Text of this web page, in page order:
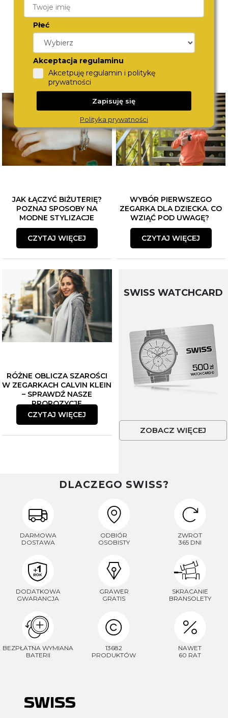
JAK ŁĄCZYĆ BIŻUTERIĘ?
POZNAJ SPOSOBY NA
MODNE STYLIZACJE
CZYTAJ WIĘCEJ
WYBÓR PIERWSZEGO
ZEGARKA DLA DZIECKA. CO
WZIĄĆ POD UWAGĘ?
CZYTAJ WIĘCEJ
RÓŻNE OBLICZA SZAROŚCI
W ZEGARKACH CALVIN KLEIN
– SPRAWDŹ NASZE
PROPOZYCJE
CZYTAJ WIĘCEJ
SWISS WATCHCARD
ZOBACZ WIĘCEJ
DLACZEGO SWISS?
DARMOWA
DOSTAWA
ODBIÓR
OSOBISTY
ZWROT
365 DNI
DODATKOWA
GWARANCJA
GRAWER
GRATIS
SKRACANIE
BRANSOLETY
BEZPŁATNA WYMIANA
BATERII
13682
PRODUKTÓW
NAWET
60 RAT
Płeć
Akceptacja regulaminu
Akcetpuję regulamin i politykę
prywatności
Zapisuję się
Polityka prywatności